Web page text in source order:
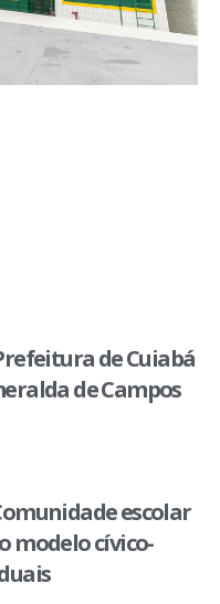
de Cuiabá
de Campos
escolar
modelo cívico-